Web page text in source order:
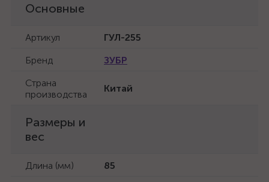
Основные
Артикул
ГУЛ-255
Бренд
ЗУБР
Страна
производства
Китай
Размеры и
вес
Длина (мм)
85